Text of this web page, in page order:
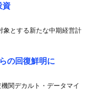
資
とする新たな中期経営計
の回復鮮明に
関デカルト・データマイ